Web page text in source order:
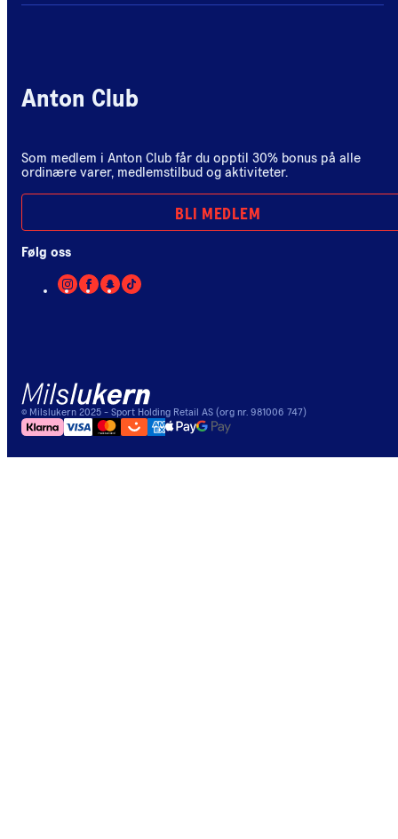
Anton Club
Som medlem i Anton Club får du opptil 30% bonus på alle
ordinære varer, medlemstilbud og aktiviteter.
BLI MEDLEM
Følg oss
© Milslukern 2025 - Sport Holding Retail AS (org nr. 981006 747)